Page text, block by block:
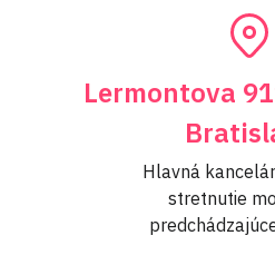
Lermontova
Hlavná
stretnutie